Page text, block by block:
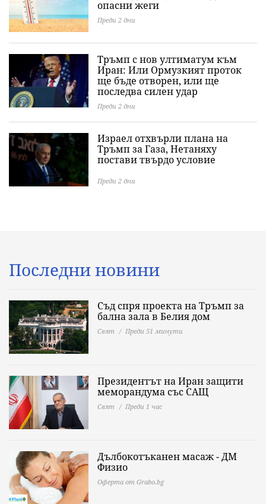
опасни жеги
Преди 2 дни
Тръмп с нов ултиматум към
Иран: Или Ормузкият проток
ще бъде отворен, или ще
последва силен удар
Преди 2 дни
Израел отхвърли плана на
Тръмп за Газа, Нетаняху
постави твърдо условие
Преди 2 дни
Последни новини
Съд спря проекта на Тръмп за
бална зала в Белия дом
Свят Преди 51 минути
Президентът на Иран защити
меморандума със САЩ
Свят Преди 1 час
Дълбокотъканен масаж - ДМ
Физио
Оферта от Grabo.bg